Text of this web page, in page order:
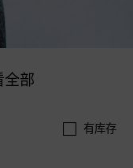
全部
有库存